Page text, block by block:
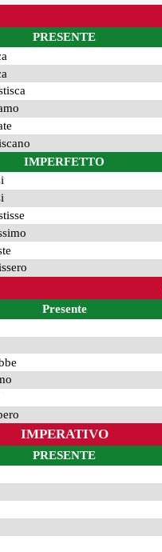
PRESENTE
IMPERFETTO
Presente
IMPERATIVO
PRESENTE